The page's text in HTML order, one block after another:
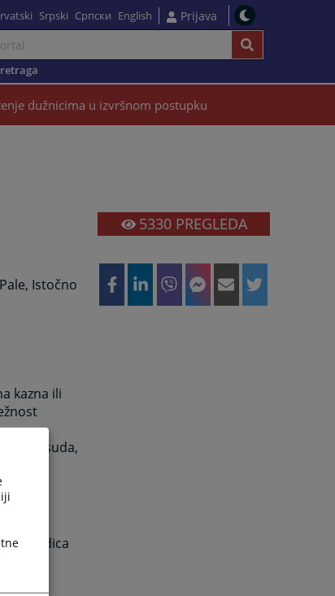
Srpski Српски English Prijava
dužnicima u izvršnom postupku
Istočno
kazna ili
suda,
posljedica
5330PREGLEDA